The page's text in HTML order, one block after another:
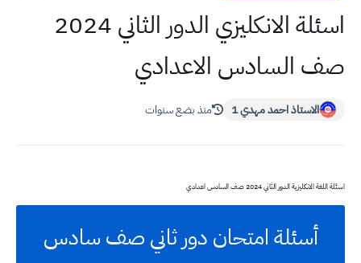
اسئلة الانكليزي الدور الثاني 2024
صف السادس الاعدادي
الاستاذ احمد مهدي 1 منذ بضع سنوات
اسئلة اللغة الانكليزية الدور الثاني 2024 صف السادس اعدادي
أسئلة امتحان دور ثاني صف سادس